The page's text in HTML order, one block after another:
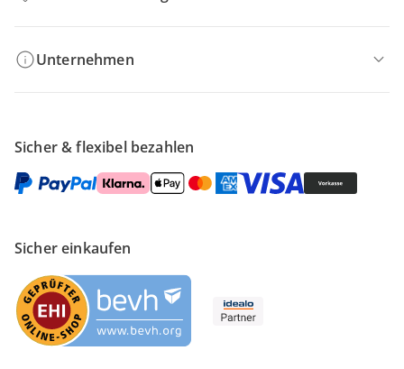
Unternehmen
Sicher & flexibel bezahlen
Sicher einkaufen